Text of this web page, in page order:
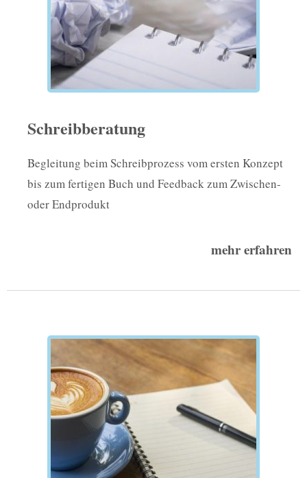
Schreibberatung
Begleitung beim Schreibprozess vom ersten Konzept
bis zum fertigen Buch und Feedback zum Zwischen-
oder Endprodukt
mehr erfahren